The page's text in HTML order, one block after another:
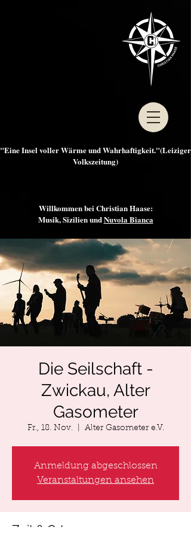
"Eine Insel voller Wärme und Wahrhaftigkeit."(Leiziger
Volkszeitung)
Willkommen bei Christian Haase:
Musik, Sizilien undNuvola Bianca
Die Seilschaft -
Zwickau, Alter
Gasometer
Fr., 18. Nov. Alter Gasometer e.V.
Anmeldung abgeschlossen
Veranstaltungen ansehen
Zeit & Ort